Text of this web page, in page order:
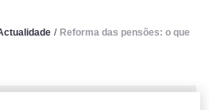
/ Reforma das pensões: o que